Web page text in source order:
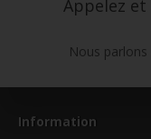
Appelez et
Nous
Information